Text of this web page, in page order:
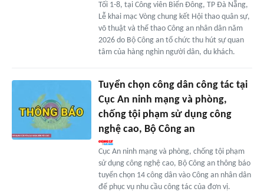
Tối 1-8, tại Công viên Biển Đông, TP Đà Nẵng,
Lễ khai mạc Vòng chung kết Hội thao quân sự,
võ thuật và thể thao Công an nhân dân năm
2026 do Bộ Công an tổ chức thu hút sự quan
tâm của hàng nghìn người dân, du khách.
Tuyển chọn công dân công tác tại
Cục An ninh mạng và phòng,
chống tội phạm sử dụng công
nghệ cao, Bộ Công an
Cục An ninh mạng và phòng, chống tội phạm
sử dụng công nghệ cao, Bộ Công an thông báo
tuyển chọn 14 công dân vào Công an nhân dân
để phục vụ nhu cầu công tác của đơn vị.